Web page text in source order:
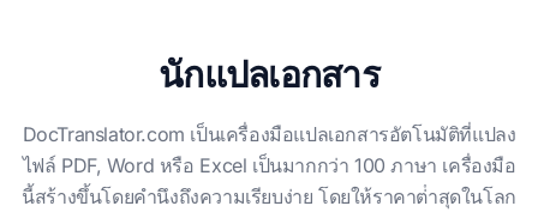
นักแปลเอกสาร
DocTranslator.com เป็นเครื่องมือแปลเอกสารอัตโนมัติที่แปลง
ไฟล์ PDF, Word หรือ Excel เป็นมากกว่า 100 ภาษา เครื่องมือ
นี้สร้างขึ้นโดยคํานึงถึงความเรียบง่าย โดยให้ราคาต่ําสุดในโลก